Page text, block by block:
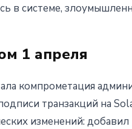
в системе,
1 апреля
компрометация
транзакций на
изменений: